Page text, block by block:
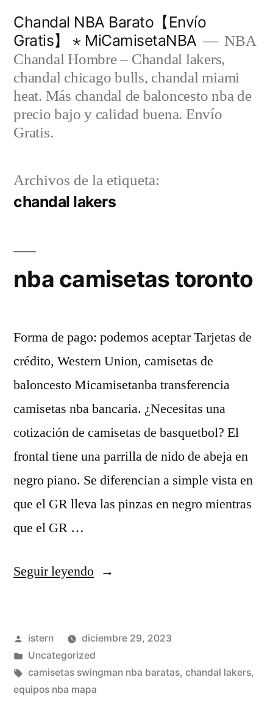
contenido
Chandal NBA Barato【Envío
Gratis】 ⋆ MiCamisetaNBA
NBA
Chandal Hombre – Chandal lakers,
chandal chicago bulls, chandal miami
heat. Más chandal de baloncesto nba de
precio bajo y calidad buena. Envío
Gratis.
Archivos de la etiqueta:
chandal lakers
nba camisetas toronto
Forma de pago: podemos aceptar Tarjetas de
crédito, Western Union, camisetas de
baloncesto Micamisetanba transferencia
camisetas nba bancaria. ¿Necesitas una
cotización de camisetas de basquetbol? El
frontal tiene una parrilla de nido de abeja en
negro piano. Se diferencian a simple vista en
que el GR lleva las pinzas en negro mientras
que el GR …
Seguir leyendo«nba
Publicado
por
istern
diciembre 29, 2023
Publicado
en
Uncategorized
Etiquetas:
camisetas swingman nba baratas, chandal lakers,
equipos nba mapa